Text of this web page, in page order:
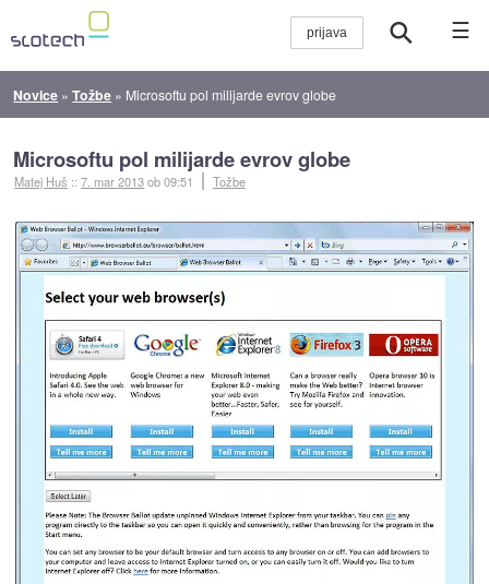
☰
Novice »Tožbe » Microsoftu pol milijarde evrov globe
Microsoftu pol milijarde evrov globe
Matej Huš ::7. mar 2013ob 09:51 Tožbe